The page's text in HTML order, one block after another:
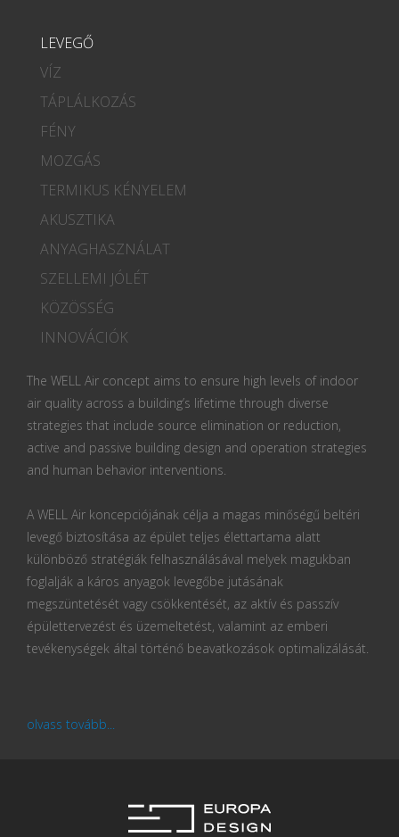
LEVEGŐ
VÍZ
TÁPLÁLKOZÁS
FÉNY
MOZGÁS
TERMIKUS KÉNYELEM
AKUSZTIKA
ANYAGHASZNÁLAT
SZELLEMI JÓLÉT
KÖZÖSSÉG
INNOVÁCIÓK
The WELL Air concept aims to ensure high levels of indoor
air quality across a building’s lifetime through diverse
strategies that include source elimination or reduction,
active and passive building design and operation strategies
and human behavior interventions.
A WELL Air koncepciójának célja a magas minőségű beltéri
levegő biztosítása az épület teljes élettartama alatt
különböző stratégiák felhasználásával melyek magukban
foglalják a káros anyagok levegőbe jutásának
megszüntetését vagy csökkentését, az aktív és passzív
épülettervezést és üzemeltetést, valamint az emberi
tevékenységek által történő beavatkozások optimalizálását.
olvass tovább...